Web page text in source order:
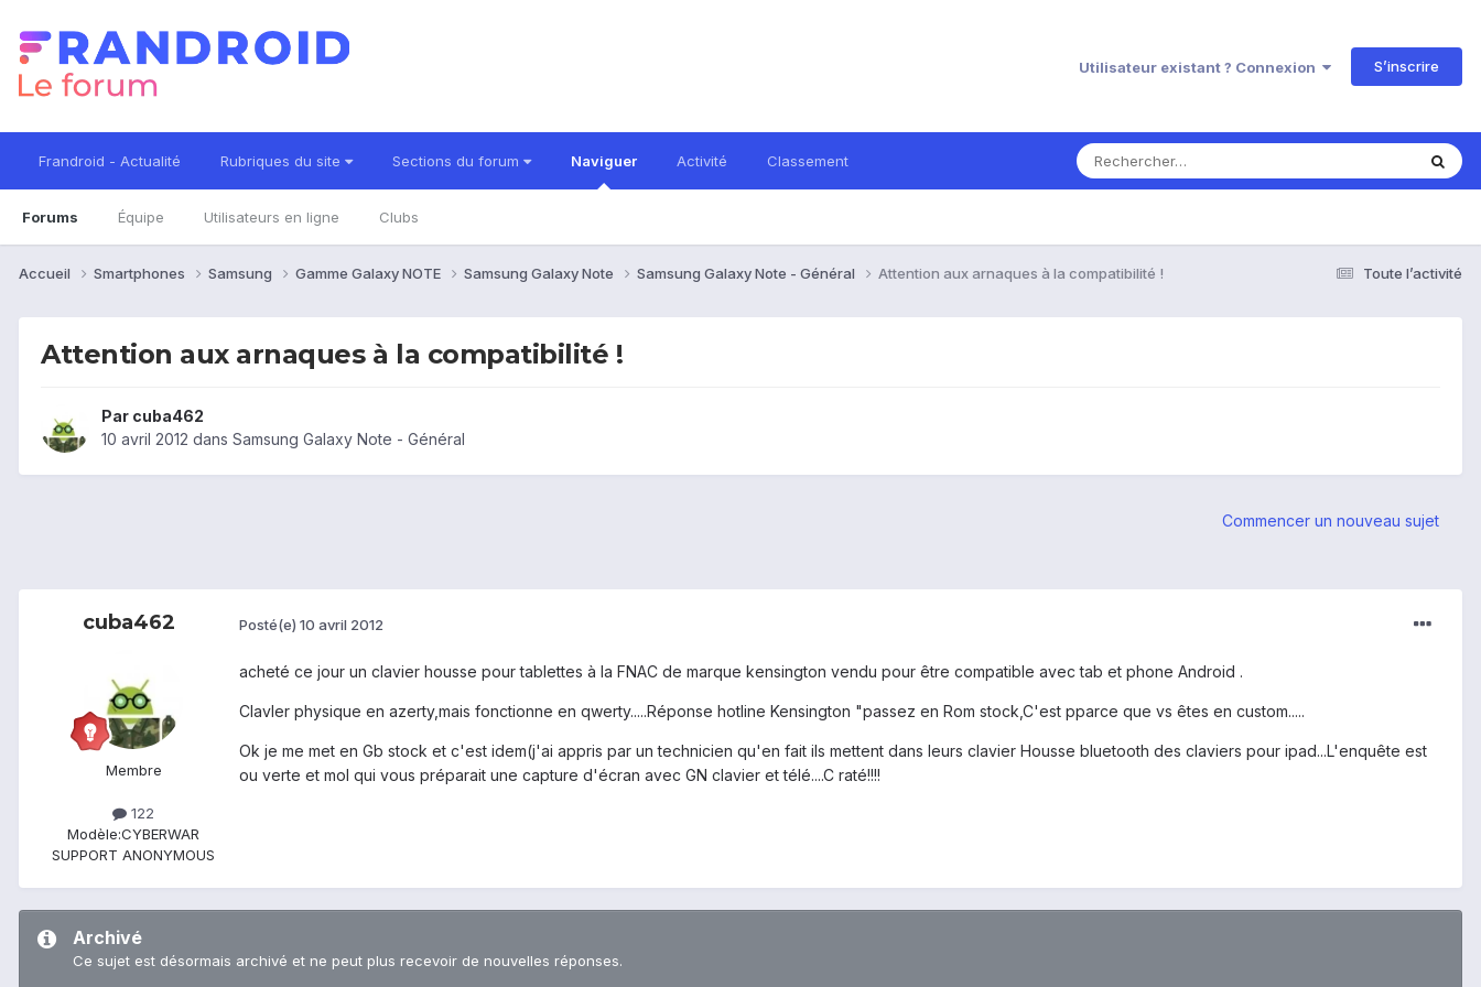
Utilisateur existant ? Connexion S’inscrire
Frandroid - Actualité Rubriques du site Sections du forum Naviguer
Forums Équipe Utilisateurs en ligne Clubs
Activité Classement
Toute l’activité
Accueil Smartphones Samsung Gamme Galaxy NOTE Samsung Galaxy Note Samsung Galaxy Note - Général Attention aux arnaques à la compatibilité !
Attention aux arnaques à la compatibilité !
Par cuba462
10 avril 2012 dans Samsung Galaxy Note - Général
Commencer un nouveau sujet
cuba462
Membre
122
Modèle:CYBERWAR
SUPPORT ANONYMOUS
Posté(e) 10 avril 2012
acheté ce jour un clavier housse pour tablettes à la FNAC de marque kensington vendu pour être compatible avec tab et phone Android .
ClavIer physique en azerty,mais fonctionne en qwerty.....Réponse hotline Kensington "passez en Rom stock,C'est pparce que vs êtes en custom.....
Ok je me met en Gb stock et c'est idem(j'ai appris par un technicien qu'en fait ils mettent dans leurs clavier Housse bluetooth des claviers pour ipad...L'enquête est
ou verte et moI qui vous préparait une capture d'écran avec GN clavier et télé....C raté!!!!
Archivé
Ce sujet est désormais archivé et ne peut plus recevoir de nouvelles réponses.